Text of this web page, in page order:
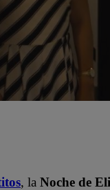
, la Noche de